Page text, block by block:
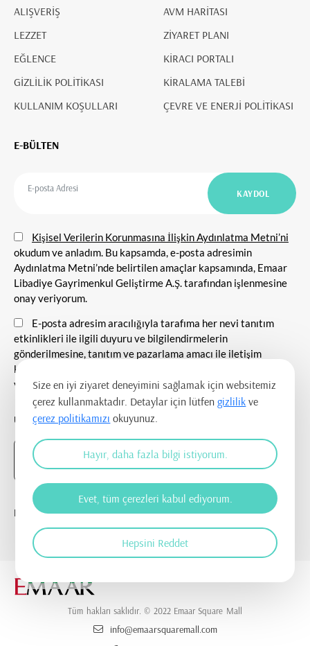
ALIŞVERİŞ
LEZZET
EĞLENCE
GİZLİLİK POLİTİKASI
KULLANIM KOŞULLARI
AVM HARİTASI
ZİYARET PLANI
KİRACI PORTALI
KİRALAMA TALEBİ
ÇEVRE VE ENERJİ POLİTİKASI
E-BÜLTEN
Kişisel Verilerin Korunmasına İlişkin Aydınlatma Metni’ni
okudum ve anladım. Bu kapsamda, e-posta adresimin
Aydınlatma Metni’nde belirtilen amaçlar kapsamında, Emaar
Libadiye Gayrimenkul Geliştirme A.Ş. tarafından işlenmesine
onay veriyorum.
E-posta adresim aracılığıyla tarafıma her nevi tanıtım
etkinlikleri ile ilgili duyuru ve bilgilendirmelerin
gönderilmesine, tanıtım ve pazarlama amacı ile iletişim
kurulmasına ve ticari elektronik ileti gönderilmesine onay
veriyorum.
UYGULAMAYI İNDİR
BİZİ TAKİP EDİN
Tüm hakları saklıdır. © 2022 Emaar Square Mall
info@emaarsquaremall.com
Size en iyi ziyaret deneyimini sağlamak için websitemiz
çerez kullanmaktadır. Detaylar için lütfengizlilik ve
çerez politikamızı okuyunuz.
Hayır, daha fazla bilgi istiyorum.
Evet, tüm çerezleri kabul ediyorum.
Hepsini Reddet